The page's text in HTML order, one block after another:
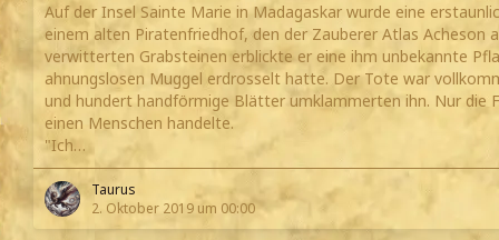
Auf der Insel Sainte Marie in Madagaskar wurde eine
einem alten Piratenfriedhof, den der Zauberer Atlas Acheson
verwitterten Grabsteinen erblickte er eine ihm unbekannte
ahnungslosen Muggel erdrosselt hatte. Der Tote war
und hundert handförmige Blätter umklammerten ihn. Nur die
einen Menschen handelte.
"Ich…
Taurus
2. Oktober 2019 um 00:00